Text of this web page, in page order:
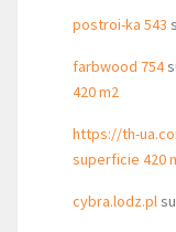
postroi-ka 543
farbwood 754
420 m2
https://th-
superficie 420
cybra.lodz.pl